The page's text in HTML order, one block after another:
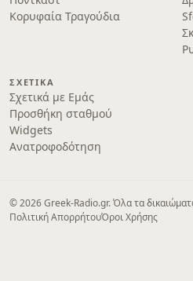
Κορυφαία Τραγούδια
ΣΧΕΤΙΚΆ
Σχετικά με Εμάς
Προσθήκη σταθμού
Widgets
Ανατροφοδότηση
© 2026 Greek-Radio.gr. Όλα τα
Πολιτική ΑπορρήτουΌροι Χρήσης